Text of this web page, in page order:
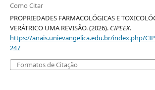
Como Citar
PROPRIEDADES FARMACOLÓGICAS E
VERÁTRICO UMA REVISÃO. (2026). CIPEEX.
https://anais.unievangelica.edu.br/index.php/
247
Formatos de Citação